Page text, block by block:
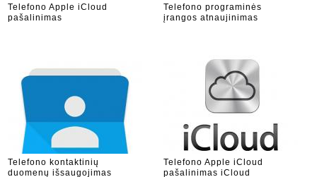
Telefono Apple iCloud
pašalinimas
Telefono programinės
įrangos atnaujinimas
Telefono kontaktinių
duomenų išsaugojimas
Telefono Apple iCloud
pašalinimas iCloud